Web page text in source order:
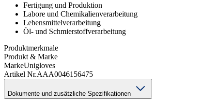
Fertigung und Produktion
Labore und Chemikalienverarbeitung
Lebensmittelverarbeitung
Öl- und Schmierstoffverarbeitung
Produktmerkmale
Produkt & Marke
MarkeUnigloves
Artikel Nr.AAA0046156475
Dokumente und zusätzliche Spezifikationen